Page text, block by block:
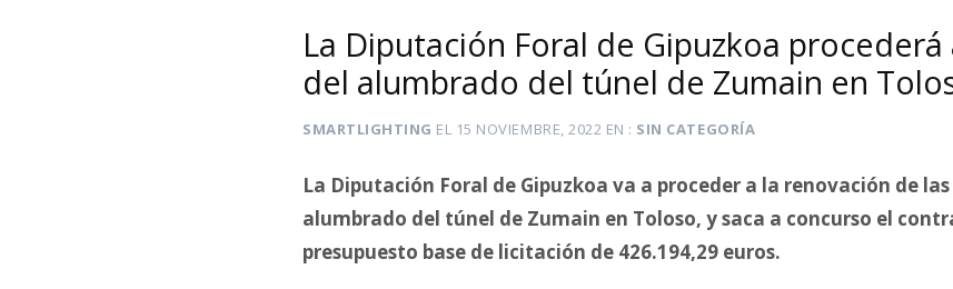
La Diputación Foral de Gipuzkoa
del alumbrado del túnel de Zumain en
SMARTLIGHTING EL 15 NOVIEMBRE, 2022 EN SIN CATEGORÍA
La Diputación Foral de Gipuzkoa va a proceder a la renovación de
alumbrado del túnel de Zumain en Toloso, y saca a concurso el
presupuesto base de licitación de 426.194,29 euros.